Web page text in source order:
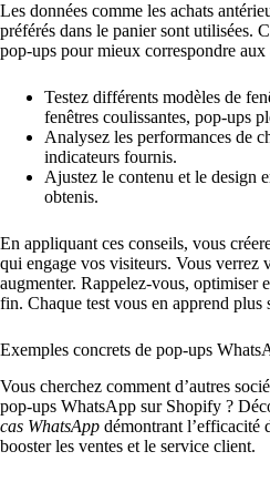
Les données comme les achats
préférés dans le panier sont utilisées.
pop-ups pour mieux correspondre aux
Testez différents modèles de
fenêtres coulissantes, pop-ups
Analysez les performances de
indicateurs fournis.
Ajustez le contenu et le design
obtenis.
En appliquant ces conseils, vous
qui engage vos visiteurs. Vous verrez
augmenter. Rappelez-vous, optimiser
fin. Chaque test vous en apprend plus
Exemples concrets de pop-ups
Vous cherchez comment d’autres
pop-ups WhatsApp sur Shopify ?
cas WhatsApp démontrant l’efficacité
booster les ventes et le service client.